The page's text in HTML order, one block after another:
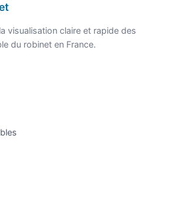
visualisation claire et rapide des
du robinet en France.